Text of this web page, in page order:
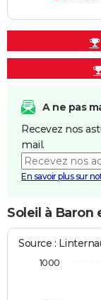
A ne pas
Recevez nos
mail.
En savoir plus sur
Soleil à Baron
Source :
1000